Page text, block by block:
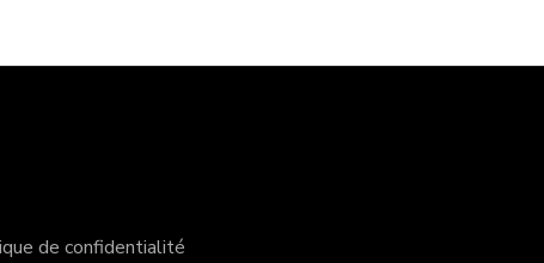
de confidentialité